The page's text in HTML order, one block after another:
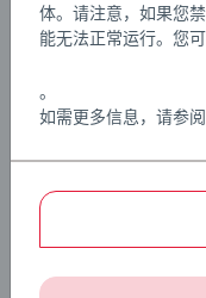
体。请注意，如果您
能无法正常运行。您
。
如需更多信息，请参